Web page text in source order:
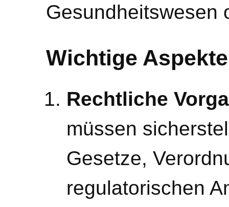
Gesundheitswesen
Wichtige Aspekte
Rechtliche
müssen
Gesetze,
regulatorischen